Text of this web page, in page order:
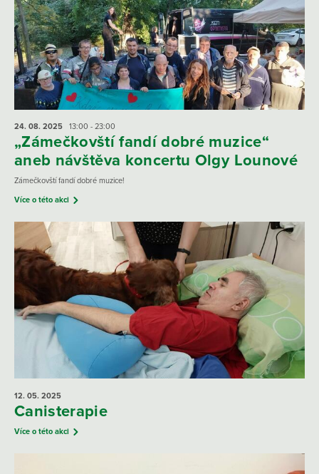
24. 08. 2025 13:00 - 23:00
„Zámečkovští fandí dobré muzice“
aneb návštěva koncertu Olgy Lounové
Zámečkovští fandí dobré muzice!
Více o této akci
12. 05. 2025
Canisterapie
Více o této akci